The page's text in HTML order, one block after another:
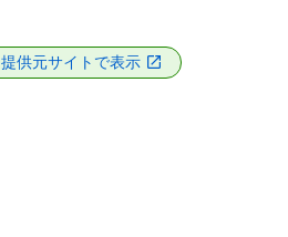
提供元サイトで表示